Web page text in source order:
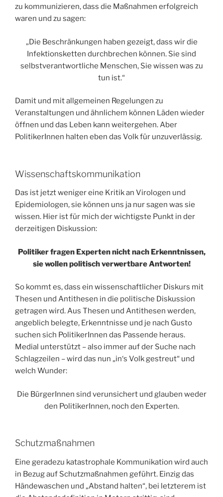
zu kommunizieren, dass die Maßnahmen erfolgreich
waren und zu sagen:
„Die Beschränkungen haben gezeigt, dass wir die
Infektionsketten durchbrechen können. Sie sind
selbstverantwortliche Menschen, Sie wissen was zu
tun ist.“
Damit und mit allgemeinen Regelungen zu
Veranstaltungen und ähnlichem können Läden wieder
öffnen und das Leben kann weitergehen. Aber
PolitikerInnen halten eben das Volk für unzuverlässig.
Wissenschaftskommunikation
Das ist jetzt weniger eine Kritik an Virologen und
Epidemiologen, sie können uns ja nur sagen was sie
wissen. Hier ist für mich der wichtigste Punkt in der
derzeitigen Diskussion:
Politiker fragen Experten nicht nach Erkenntnissen,
sie wollen politisch verwertbare Antworten!
So kommt es, dass ein wissenschaftlicher Diskurs mit
Thesen und Antithesen in die politische Diskussion
getragen wird. Aus Thesen und Antithesen werden,
angeblich belegte, Erkenntnisse und je nach Gusto
suchen sich PolitikerInnen das Passende heraus.
Medial unterstützt – also immer auf der Suche nach
Schlagzeilen – wird das nun „in‘s Volk gestreut“ und
welch Wunder:
Die BürgerInnen sind verunsichert und glauben weder
den PolitikerInnen, noch den Experten.
Schutzmaßnahmen
Eine geradezu katastrophale Kommunikation wird auch
in Bezug auf Schutzmaßnahmen geführt. Einzig das
Händewaschen und „Abstand halten“, bei letzterem ist